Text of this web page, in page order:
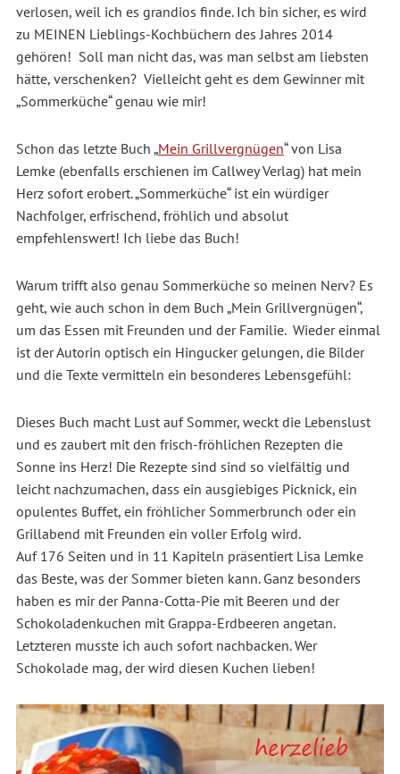
verlosen, weil ich es grandios finde. Ich bin sicher, es wird
zu MEINEN Lieblings-Kochbüchern des Jahres 2014
gehören! Soll man nicht das, was man selbst am liebsten
hätte, verschenken? Vielleicht geht es dem Gewinner mit
„Sommerküche“ genau wie mir!
Schon das letzte Buch „Mein Grillvergnügen“ von Lisa
Lemke (ebenfalls erschienen im Callwey Verlag) hat mein
Herz sofort erobert. „Sommerküche“ ist ein würdiger
Nachfolger, erfrischend, fröhlich und absolut
empfehlenswert! Ich liebe das Buch!
Warum trifft also genau Sommerküche so meinen Nerv? Es
geht, wie auch schon in dem Buch „Mein Grillvergnügen“,
um das Essen mit Freunden und der Familie. Wieder einmal
ist der Autorin optisch ein Hingucker gelungen, die Bilder
und die Texte vermitteln ein besonderes Lebensgefühl:
Dieses Buch macht Lust auf Sommer, weckt die Lebenslust
und es zaubert mit den frisch-fröhlichen Rezepten die
Sonne ins Herz! Die Rezepte sind sind so vielfältig und
leicht nachzumachen, dass ein ausgiebiges Picknick, ein
opulentes Buffet, ein fröhlicher Sommerbrunch oder ein
Grillabend mit Freunden ein voller Erfolg wird.
Auf 176 Seiten und in 11 Kapiteln präsentiert Lisa Lemke
das Beste, was der Sommer bieten kann. Ganz besonders
haben es mir der Panna-Cotta-Pie mit Beeren und der
Schokoladenkuchen mit Grappa-Erdbeeren angetan.
Letzteren musste ich auch sofort nachbacken. Wer
Schokolade mag, der wird diesen Kuchen lieben!